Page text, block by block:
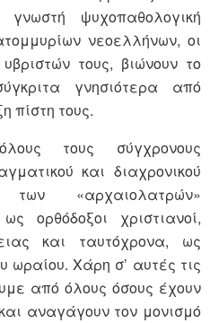
ψυχοπαθολογική
νεοελλήνων, οι
τους, βιώνουν το
γνησιότερα από
πίστη τους.
τους σύγχρονους
και διαχρονικού
«αρχαιολατρών»
ορθόδοξοι χριστιανοί,
και ταυτόχρονα, ως
ωραίου. Χάρη σ’ αυτές τις
από όλους όσους έχουν
αναγάγουν τον μονισμό